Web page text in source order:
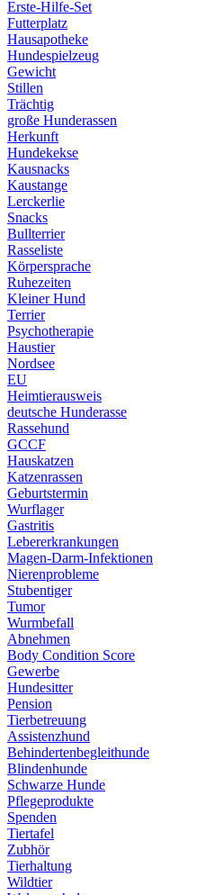
Erste-Hilfe-Set
Futterplatz
Hausapotheke
Hundespielzeug
Gewicht
Stillen
Trächtig
große Hunderassen
Herkunft
Hundekekse
Kausnacks
Kaustange
Lerckerlie
Snacks
Bullterrier
Rasseliste
Körpersprache
Ruhezeiten
Kleiner Hund
Terrier
Psychotherapie
Haustier
Nordsee
EU
Heimtierausweis
deutsche Hunderasse
Rassehund
GCCF
Hauskatzen
Katzenrassen
Geburtstermin
Wurflager
Gastritis
Lebererkrankungen
Magen-Darm-Infektionen
Nierenprobleme
Stubentiger
Tumor
Wurmbefall
Abnehmen
Body Condition Score
Gewerbe
Hundesitter
Pension
Tierbetreuung
Assistenzhund
Behindertenbegleithunde
Blindenhunde
Schwarze Hunde
Pflegeprodukte
Spenden
Tiertafel
Zubhör
Tierhaltung
Wildtier